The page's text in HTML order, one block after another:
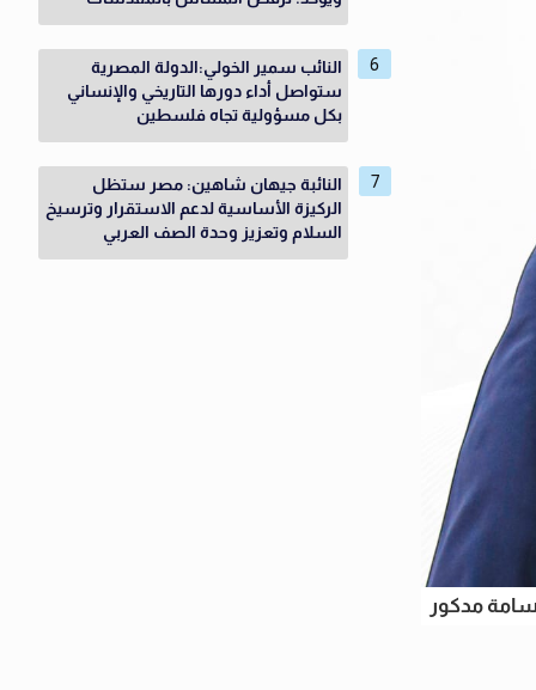
أسامة مدكور
النائب سمير الخولي:الدولة المصرية
ستواصل أداء دورها التاريخي والإنساني
بكل مسؤولية تجاه فلسطين
النائبة جيهان شاهين: مصر ستظل
الركيزة الأساسية لدعم الاستقرار وترسيخ
السلام وتعزيز وحدة الصف العربي